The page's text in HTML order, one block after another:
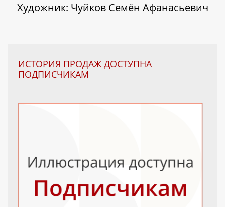
Художник: Чуйков Семён Афанасьевич
ИСТОРИЯ ПРОДАЖ ДОСТУПНА
ПОДПИСЧИКАМ